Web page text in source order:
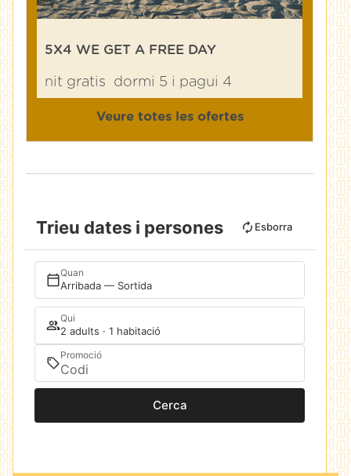
5X4 WE GET A FREE DAY
nit gratis dormi 5 i pagui 4
Veure totes les ofertes
Trieu dates i persones Esborra
Quan
Arribada — Sortida
Qui
2 adults · 1 habitació
Promoció
Cerca